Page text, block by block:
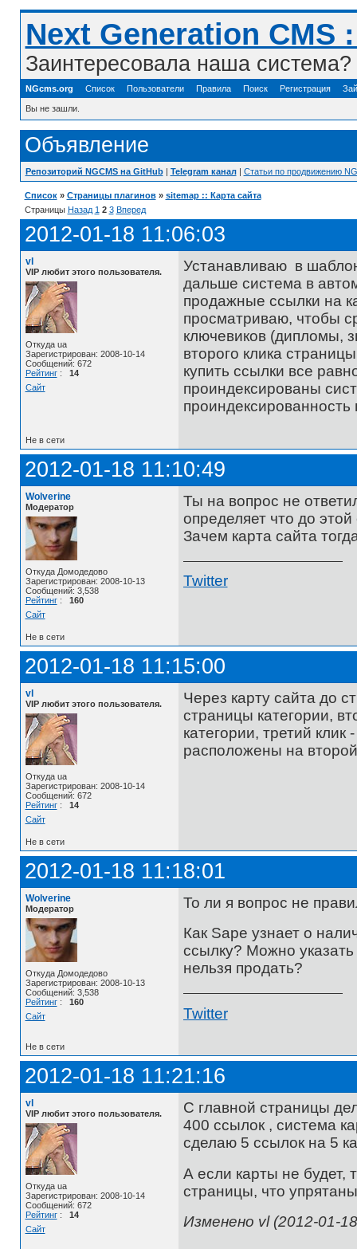
Next Generation
Заинтересовала наша
NGcms.org Список Пользователи Правила Поиск Регистрация
Вы не зашли.
Объявление
Репозиторий NGCMS на GitHub| Telegram канал| Статьи по продвижению
Список » Страницы плагинов » sitemap :: Карта сайта
Страницы Назад 1 2 3 Вперед
2012-01-18 11:06:03
vl
VIP любит этого пользователя.
Откуда ua
Зарегистрирован: 2008-10-14
Сообщений: 672
Рейтинг: 14
Сайт
Устанавливаю в
дальше система в
продажные ссылки на
просматриваю, чтобы
ключевиков (дипломы,
второго клика
купить ссылки все
проиндексированы
проиндексированность
Не в сети
2012-01-18 11:10:49
Wolverine
Модератор
Откуда Домодедово
Зарегистрирован: 2008-10-13
Сообщений: 3,538
Рейтинг: 160
Сайт
Ты на вопрос не
определяет что до
Зачем карта сайта
Twitter
Не в сети
2012-01-18 11:15:00
vl
VIP любит этого пользователя.
Откуда ua
Зарегистрирован: 2008-10-14
Сообщений: 672
Рейтинг: 14
Сайт
Через карту сайта до
страницы категории,
категории, третий
расположены на
Не в сети
2012-01-18 11:18:01
Wolverine
Модератор
Откуда Домодедово
Зарегистрирован: 2008-10-13
Сообщений: 3,538
Рейтинг: 160
Сайт
То ли я вопрос не
Как Sape узнает о
ссылку? Можно указать
нельзя продать?
Twitter
Не в сети
2012-01-18 11:21:16
vl
VIP любит этого пользователя.
Откуда ua
Зарегистрирован: 2008-10-14
Сообщений: 672
Рейтинг: 14
Сайт
С главной страницы
400 ссылок , система
сделаю 5 ссылок на 5
А если карты не будет,
страницы, что
Изменено vl (2012-01-